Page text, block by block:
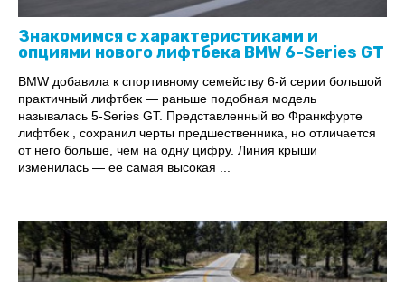
Знакомимся с характеристиками и
опциями нового лифтбека BMW 6-Series GT
BMW добавила к спортивному семейству 6-й серии большой
практичный лифтбек — раньше подобная модель
называлась 5-Series GT. Представленный во Франкфурте
лифтбек , сохранил черты предшественника, но отличается
от него больше, чем на одну цифру. Линия крыши
изменилась — ее самая высокая ...